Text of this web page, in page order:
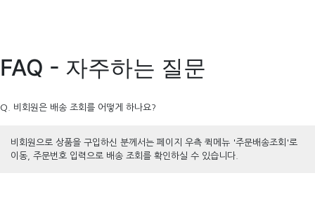
FAQ - 자주하는 질문
Q. 비회원은 배송 조회를 어떻게 하나요?
비회원으로 상품을 구입하신 분께서는 페이지 우측 퀵메뉴 '주문배송조회'로
이동, 주문번호 입력으로 배송 조회를 확인하실 수 있습니다.